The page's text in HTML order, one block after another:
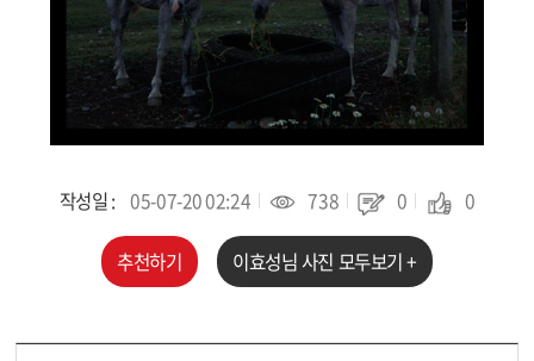
작성일 : 05-07-20 02:24 738 0 0
추천하기 이효성님 사진 모두보기 +